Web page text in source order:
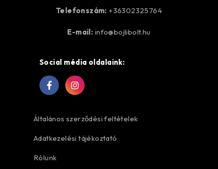
Telefonszám: +36302325764
E-mail: info@bojlibolt.hu
Social média oldalaink:
Általános szerződési feltételek
Adatkezelési tájékoztató
Rólunk